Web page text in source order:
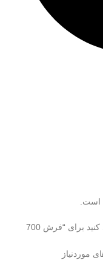
است.
اولین نفری باشید که دیدگاهی را ارسال می کنید برای “فرش 700
موردنیاز